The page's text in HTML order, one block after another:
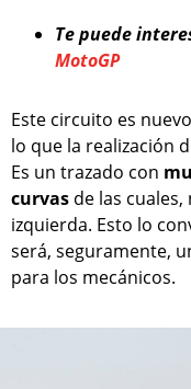
Te puede
MotoGP
Este circuito es
lo que la realización
Es un trazado con
curvas de las cuales,
izquierda. Esto lo
será, seguramente,
para los mecánicos.